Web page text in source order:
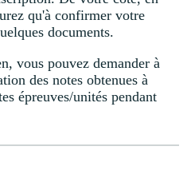
qu'à confirmer votre
documents.
vous pouvez demander à
des notes obtenues à
épreuves/unités pendant